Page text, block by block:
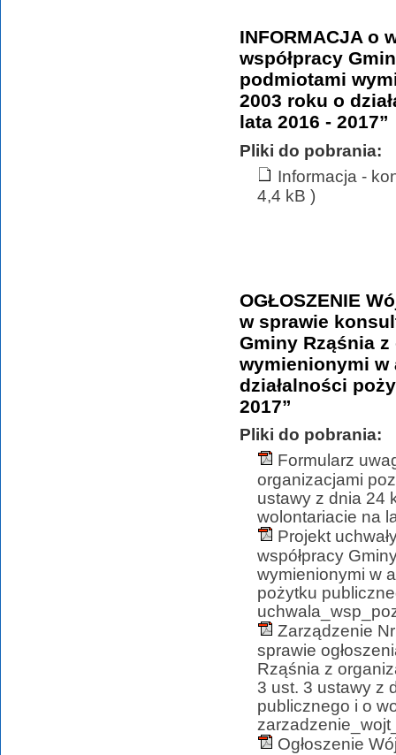
INFORMACJA o
współpracy
podmiotami
2003 roku o
lata 2016 - 2017”
Pliki do pobrania:
Informacja -
4,4 kB )
OGŁOSZENIE
w sprawie
Gminy Rząśnia
wymienionymi w
działalności
2017”
Pliki do pobrania:
Formularz
organizacjami
ustawy z dnia 24
wolontariacie na
Projekt
współpracy
wymienionymi w
pożytku
Zarządzenie
sprawie
Rząśnia z
3 ust. 3 ustawy z
publicznego i o
Ogłoszenie